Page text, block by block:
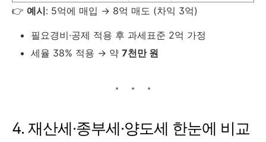
👉 예시: 5억에 매입 → 8억 매도 (차익 3억)
필요경비·공제 적용 후 과세표준 2억 가정
세율 38% 적용 → 약 7천만 원
4. 재산세·종부세·양도세 한눈에 비교